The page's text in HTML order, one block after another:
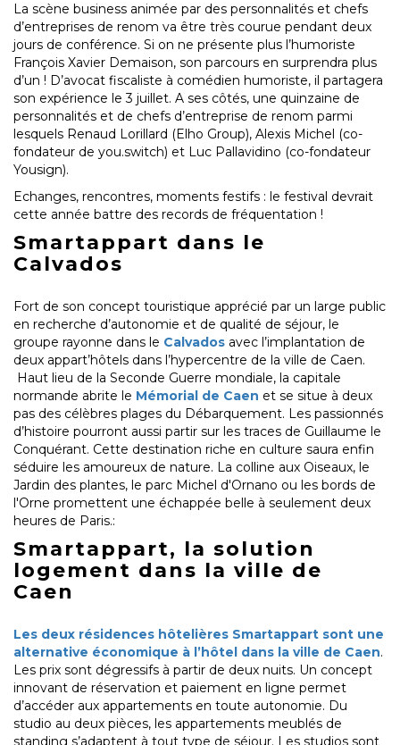
La scène business animée par des personnalités et chefs
d’entreprises de renom va être très courue pendant deux
jours de conférence. Si on ne présente plus l’humoriste
François Xavier Demaison, son parcours en surprendra plus
d’un ! D’avocat fiscaliste à comédien humoriste, il partagera
son expérience le 3 juillet. A ses côtés, une quinzaine de
personnalités et de chefs d’entreprise de renom parmi
lesquels Renaud Lorillard (Elho Group), Alexis Michel (co-
fondateur de you.switch) et Luc Pallavidino (co-fondateur
Yousign).
Echanges, rencontres, moments festifs : le festival devrait
cette année battre des records de fréquentation !
Smartappart dans le
Calvados
Fort de son concept touristique apprécié par un large public
en recherche d’autonomie et de qualité de séjour, le
groupe rayonne dans le Calvados avec l’implantation de
deux appart’hôtels dans l’hypercentre de la ville de Caen.
Haut lieu de la Seconde Guerre mondiale, la capitale
normande abrite le Mémorial de Caen et se situe à deux
pas des célèbres plages du Débarquement. Les passionnés
d’histoire pourront aussi partir sur les traces de Guillaume le
Conquérant. Cette destination riche en culture saura enfin
séduire les amoureux de nature. La colline aux Oiseaux, le
Jardin des plantes, le parc Michel d'Ornano ou les bords de
l'Orne promettent une échappée belle à seulement deux
heures de Paris.:
Smartappart, la solution
logement dans la ville de
Caen
Les deux résidences hôtelières Smartappart sont une
alternative économique à l’hôtel dans la ville de Caen.
Les prix sont dégressifs à partir de deux nuits. Un concept
innovant de réservation et paiement en ligne permet
d’accéder aux appartements en toute autonomie. Du
studio au deux pièces, les appartements meublés de
standing s’adaptent à tout type de séjour. Les studios sont